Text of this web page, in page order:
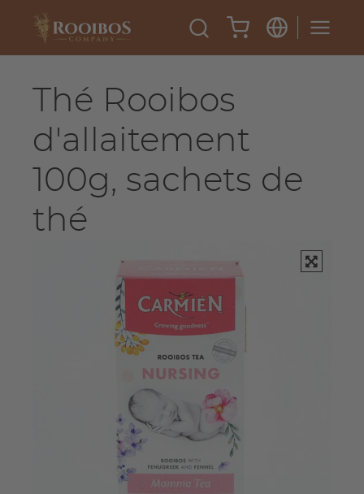
Thé Rooibos
d'allaitement
100g, sachets de
thé